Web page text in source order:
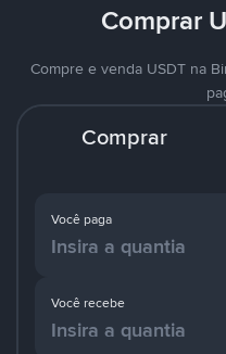
Comprar
Compre e venda USDT na
Comprar
Você paga
Você recebe